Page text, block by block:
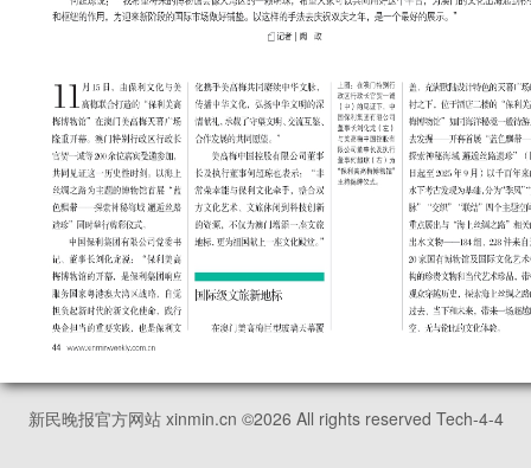
新民晚报官方网站 xinmin.cn ©2026 All rights reserved Tech-4-4